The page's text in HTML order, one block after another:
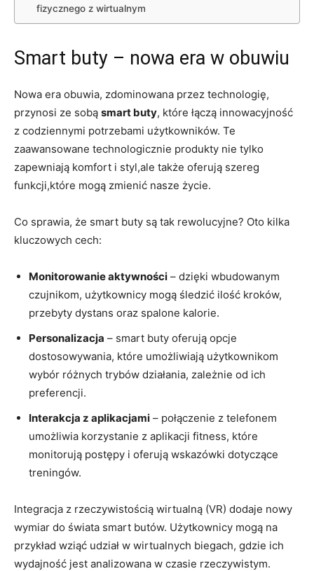
fizycznego z wirtualnym
Smart buty – nowa era w obuwiu
Nowa era obuwia, zdominowana przez technologię,
przynosi ze sobą smart buty, które łączą innowacyjność
z codziennymi potrzebami użytkowników. Te
zaawansowane technologicznie produkty nie tylko
zapewniają komfort i styl,ale także oferują szereg
funkcji,które mogą zmienić nasze życie.
Co sprawia, że smart buty są tak rewolucyjne? Oto kilka
kluczowych cech:
Monitorowanie aktywności – dzięki wbudowanym
czujnikom, użytkownicy mogą śledzić ilość kroków,
przebyty dystans oraz spalone kalorie.
Personalizacja – smart buty oferują opcje
dostosowywania, które umożliwiają użytkownikom
wybór różnych trybów działania, zależnie od ich
preferencji.
Interakcja z aplikacjami – połączenie z telefonem
umożliwia korzystanie z aplikacji fitness, które
monitorują postępy i oferują wskazówki dotyczące
treningów.
Integracja z rzeczywistością wirtualną (VR) dodaje nowy
wymiar do świata smart butów. Użytkownicy mogą na
przykład wziąć udział w wirtualnych biegach, gdzie ich
wydajność jest analizowana w czasie rzeczywistym.